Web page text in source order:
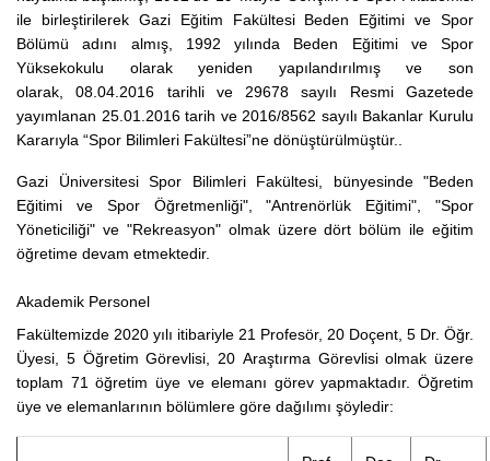
ile birleştirilerek Gazi Eğitim Fakültesi Beden Eğitimi ve Spor
Bölümü adını almış, 1992 yılında Beden Eğitimi ve Spor
Yüksekokulu olarak yeniden yapılandırılmış ve son
olarak,
08.04.2016 tarihli ve 29678 sayılı Resmi Gazetede
yayımlanan 25.01.2016 tarih ve 2016/8562 sayılı Bakanlar Kurulu
Kararıyla “Spor Bilimleri Fakültesi”ne dönüştürülmüştür.
Gazi Üniversitesi Spor Bilimleri Fakültesi, bünyesinde "Beden
Eğitimi ve Spor Öğretmenliği", "Antrenörlük Eğitimi", "Spor
Yöneticiliği" ve "Rekreasyon" olmak üzere dört bölüm ile eğitim
öğretime devam etmektedir.
Akademik Personel
Fakültemizde 2020 yılı itibariyle 21 Profesör, 20 Doçent, 5 Dr. Öğr.
Üyesi, 5 Öğretim Görevlisi, 20 Araştırma Görevlisi olmak üzere
toplam 71 öğretim üye ve elemanı görev yapmaktadır. Öğretim
üye ve elemanlarının bölümlere göre dağılımı şöyledir: